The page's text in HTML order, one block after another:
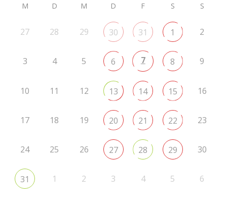
M D M D F S S
27 28 29 30 31 1 2
3 4 5 6 7 8 9
10 11 12 13 14 15 16
17 18 19 20 21 22 23
24 25 26 27 28 29 30
31 1 2 3 4 5 6